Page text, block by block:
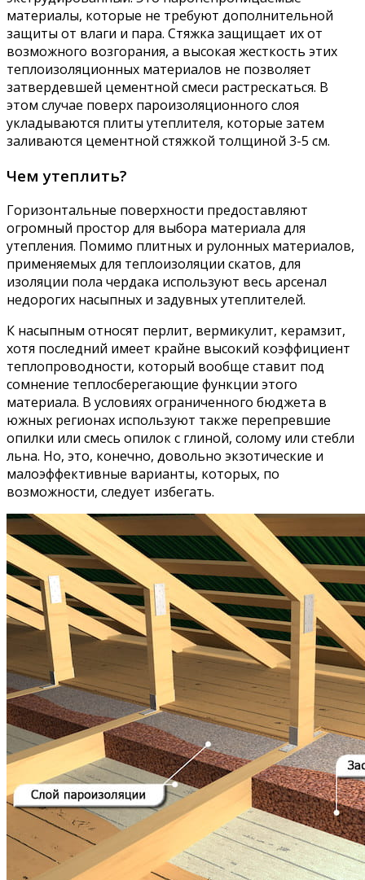
материалы, которые не требуют дополнительной
защиты от влаги и пара. Стяжка защищает их от
возможного возгорания, а высокая жесткость этих
теплоизоляционных материалов не позволяет
затвердевшей цементной смеси растрескаться. В
этом случае поверх пароизоляционного слоя
укладываются плиты утеплителя, которые затем
заливаются цементной стяжкой толщиной 3-5 см.
Чем утеплить?
Горизонтальные поверхности предоставляют
огромный простор для выбора материала для
утепления. Помимо плитных и рулонных материалов,
применяемых для теплоизоляции скатов, для
изоляции пола чердака используют весь арсенал
недорогих насыпных и задувных утеплителей.
К насыпным относят перлит, вермикулит, керамзит,
хотя последний имеет крайне высокий коэффициент
теплопроводности, который вообще ставит под
сомнение теплосберегающие функции этого
материала. В условиях ограниченного бюджета в
южных регионах используют также перепревшие
опилки или смесь опилок с глиной, солому или стебли
льна. Но, это, конечно, довольно экзотические и
малоэффективные варианты, которых, по
возможности, следует избегать.